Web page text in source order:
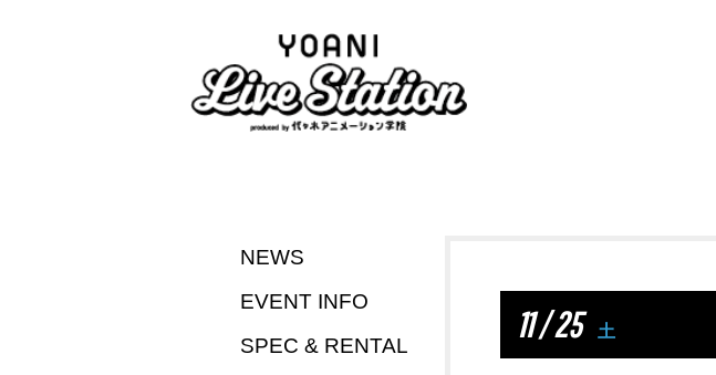
NEWS
EVENT INFO
SPEC & RENTAL
11 / 25 土